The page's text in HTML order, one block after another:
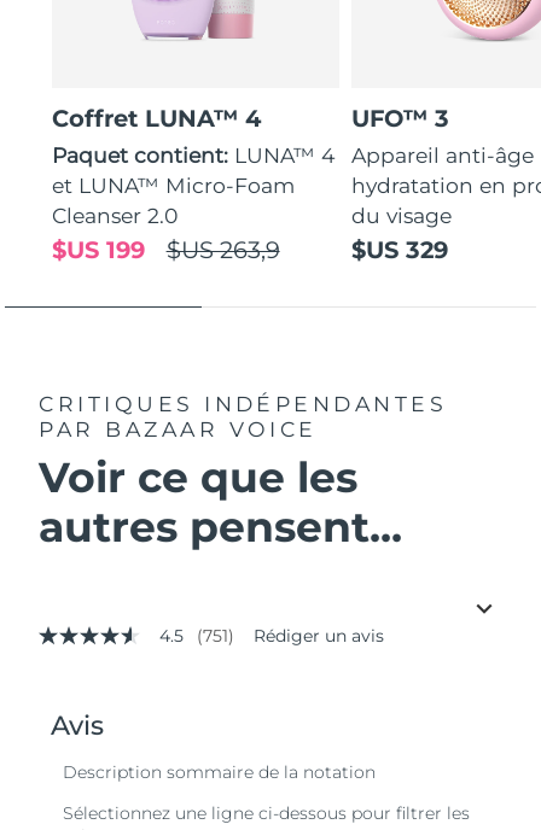
Coffret LUNA™ 4
Paquet contient: LUNA™ 4
et LUNA™ Micro-Foam
Cleanser 2.0
$US 263,9
$US 199
UFO™ 3
Appareil anti-
hydratation en
du visage
$US 329
CRITIQUES INDÉPENDANTES
PAR BAZAAR VOICE
Voir ce que les
autres pensent...
4.5
valeur
de
note
Read
4.5 (751) Rédiger un avis